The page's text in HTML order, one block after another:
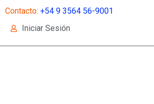
Contacto: +54 9 3564 56-9001
Iniciar Sesión